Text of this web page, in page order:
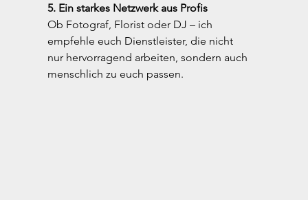
5. Ein starkes Netzwerk aus Profis
Ob Fotograf, Florist oder DJ – ich
empfehle euch Dienstleister, die nicht
nur hervorragend arbeiten, sondern auch
menschlich zu euch passen.